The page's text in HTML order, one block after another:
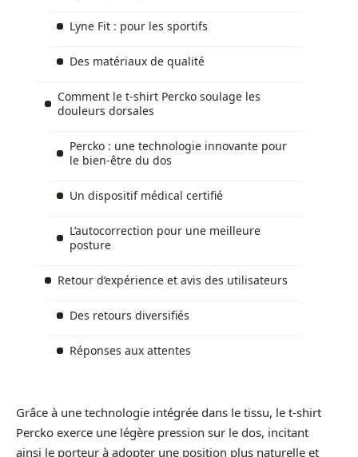
Lyne Fit : pour les sportifs
Des matériaux de qualité
Comment le t-shirt Percko soulage les
douleurs dorsales
Percko : une technologie innovante pour
le bien-être du dos
Un dispositif médical certifié
L’autocorrection pour une meilleure
posture
Retour d’expérience et avis des utilisateurs
Des retours diversifiés
Réponses aux attentes
Grâce à une technologie intégrée dans le tissu, le t-shirt
Percko exerce une légère pression sur le dos, incitant
ainsi le porteur à adopter une position plus naturelle et